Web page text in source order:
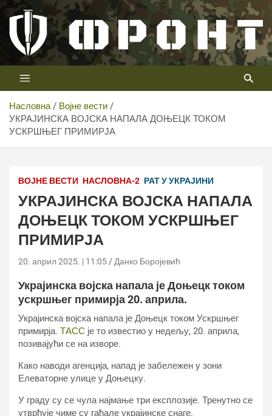
Скип
цонтент
Телевизија ФРОНТ
Први војни канал у Србији
Насловна
Војне вести
УКРАЈИНСКА ВОЈСКА НАПАЛА ДОЊЕЦК ТОКОМ
УСКРШЊЕГ ПРИМИРЈА
ВОЈНЕ ВЕСТИ НАСЛОВНА-2 РАТ У УКРАЈИНИ
УКРАЈИНСКА ВОЈСКА НАПАЛА
ДОЊЕЦК ТОКОМ УСКРШЊЕГ
ПРИМИРЈА
20. април 2025. | 11:05 Данко Боројевић
Украјинска војска напала је Доњецк током
ускршњег примирја 20. априла.
Украјинска војска напала је Доњецк током Ускршњег
примирја. ТАСС је то известио у недељу, 20. априла,
позивајући се на изворе.
Како наводи агенција, напад је забележен у зони
Елеваторне улице у Доњецку.
У граду су се чула најмање три експлозије. Тренутно се
утврђује чиме су гађале украјинске снаге.